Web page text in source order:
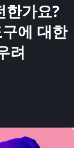
한가요?
에 대한
려